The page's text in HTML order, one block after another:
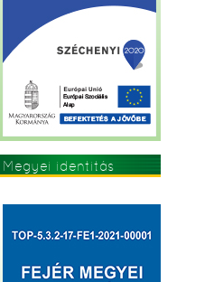
Megyei identitás